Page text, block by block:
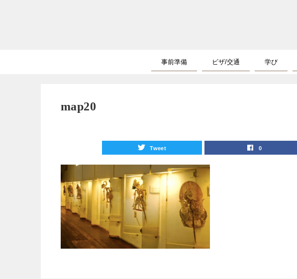
事前準備 ビザ/交通 学び
map20
Tweet 0